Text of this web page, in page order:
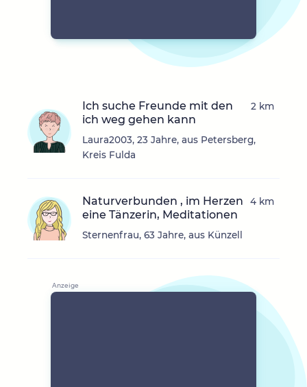
Ich suche Freunde mit den
ich weg gehen kann
Laura2003, 23 Jahre, aus Petersberg,
Kreis Fulda
2 km
Naturverbunden , im Herzen
eine Tänzerin, Meditationen
Sternenfrau, 63 Jahre, aus Künzell
4 km